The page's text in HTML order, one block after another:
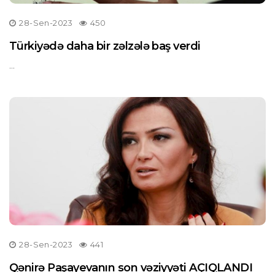
28-Sen-2023 450
Türkiyədə daha bir zəlzələ baş verdi
...
28-Sen-2023 441
Qənirə Paşayevanın son vəziyyəti AÇIQLANDI